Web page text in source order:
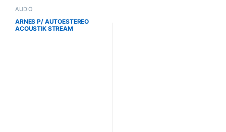
AUDIO
ARNES P/ AUTOESTEREO
ACOUSTIK STREAM